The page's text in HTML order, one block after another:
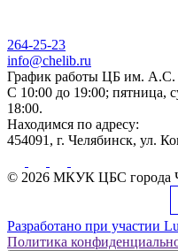
264-25-23
info@chelib.ru
График работы ЦБ им.
С 10:00 до 19:00; пятница,
18:00.
Находимся по адресу:
454091, г. Челябинск, ул.
© 2026 МКУК ЦБС города
Разработано при участии
Политика